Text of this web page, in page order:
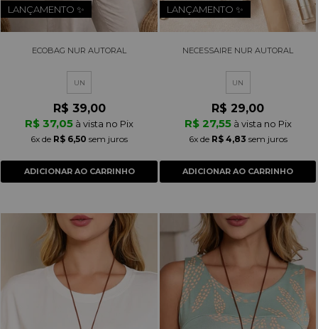
LANÇAMENTO ✨
ECOBAG NUR AUTORAL
UN
R$ 39,00
R$ 37,05 à vista no Pix
6x de R$ 6,50 sem juros
ADICIONAR AO CARRINHO
LANÇAMENTO ✨
NECESSAIRE NUR AUTORAL
UN
R$ 29,00
R$ 27,55 à vista no Pix
6xde R$ 4,83 sem juros
ADICIONAR AO CARRINHO